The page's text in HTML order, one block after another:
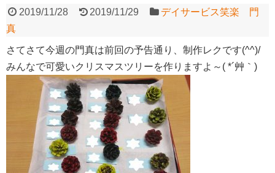
2019/11/28 2019/11/29
デイサービス笑楽 門
真
さてさて今週の門真は前回の予告通り、制作レクです(^^)/
みんなで可愛いクリスマスツリーを作りますよ～( *´艸｀)